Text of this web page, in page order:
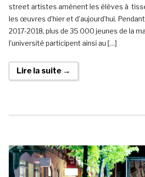
street artistes amènent les élèves à
les œuvres d’hier et d’aujourd’hui.
2017-2018, plus de 35 000 jeunes de la
l’université participent ainsi au […]
Lire la suite →